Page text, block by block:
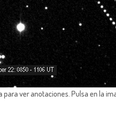
para ver anotaciones. Pulsa en la